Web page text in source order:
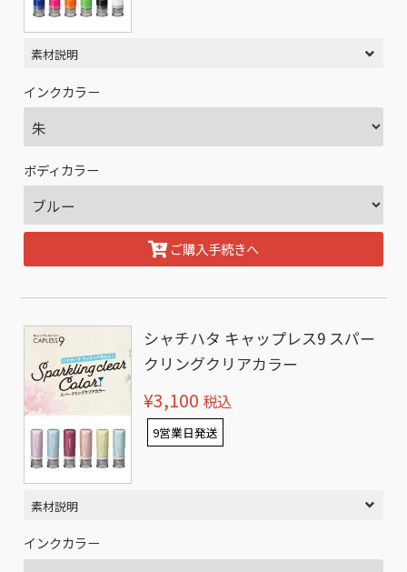
素材説明
インクカラー
ボディカラー
ご購入手続きへ
シャチハタ キャップレス9 スパー
クリングクリアカラー
¥3,100 税込
9営業日発送
素材説明
インクカラー